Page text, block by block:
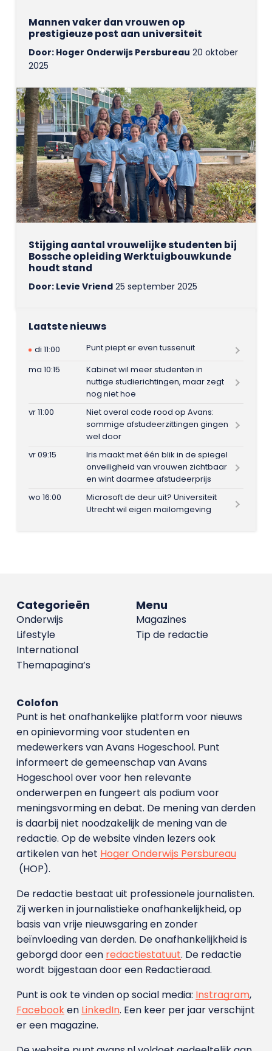
Mannen vaker dan vrouwen op
prestigieuze post aan universiteit
Door: Hoger Onderwijs Persbureau 20 oktober
2025
Stijging aantal vrouwelijke studenten bij
Bossche opleiding Werktuigbouwkunde
houdt stand
Door: Levie Vriend25 september 2025
Laatste nieuws
di 11:00
Punt piept er even tussenuit
ma 10:15
Kabinet wil meer studenten in
nuttige studierichtingen, maar zegt
nog niet hoe
vr 11:00
Niet overal code rood op Avans:
sommige afstudeerzittingen gingen
wel door
vr 09:15
Iris maakt met één blik in de spiegel
onveiligheid van vrouwen zichtbaar
en wint daarmee afstudeerprijs
wo 16:00
Microsoft de deur uit? Universiteit
Utrecht wil eigen mailomgeving
Menu
Magazines
Tip de redactie
Categorieën
Onderwijs
Lifestyle
International
Themapagina’s
Colofon
Punt is het onafhankelijke platform voor nieuws
en opinievorming voor studenten en
medewerkers van Avans Hoge­school. Punt
informeert de gemeenschap van Avans
Hogeschool over voor hen relevante
onderwerpen en fungeert als podium voor
meningsvorming en debat. De mening van derden
is daarbij niet noodzakelijk de mening van de
redactie. Op de website vinden lezers ook
artikelen van het Hoger Onderwijs Persbureau
(HOP).
De redactie bestaat uit professionele journalisten.
Zij werken in journalistieke onafhankelijkheid, op
basis van vrije nieuwsgaring en zonder
beïnvloeding van derden. De onafhankelijkheid is
geborgd door een redactiestatuut. De redactie
wordt bijgestaan door een Redactieraad.
Punt is ook te vinden op social media: Instragram,
Facebooken LinkedIn. Een keer per jaar verschijnt
er een magazine.